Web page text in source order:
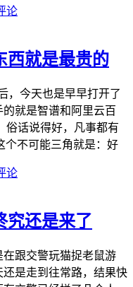
论
西就是最贵的
，今天也是早早打开了
就是智谱和阿里云百
俗话说得好，凡事都有
个不可能三角就是：好
论
究还是来了
跟交警玩猫捉老鼠游
是走到往常路，结果快